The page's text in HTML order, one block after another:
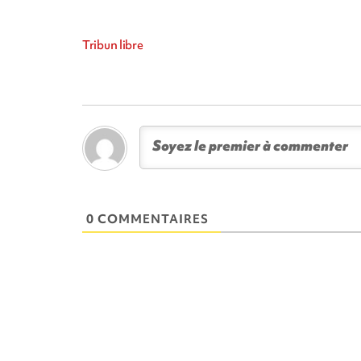
Tribun libre
0 COMMENTAIRES